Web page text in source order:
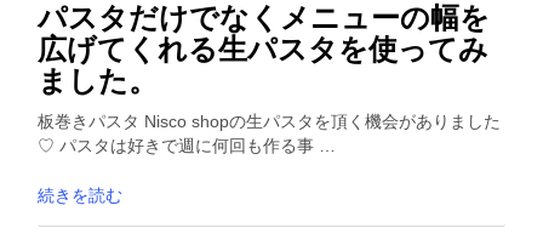
パスタだけでなくメニューの幅を
広げてくれる生パスタを使ってみ
ました。
板巻きパスタ Nisco shopの生パスタを頂く機会がありました
♡ パスタは好きで週に何回も作る事 …
続きを読む